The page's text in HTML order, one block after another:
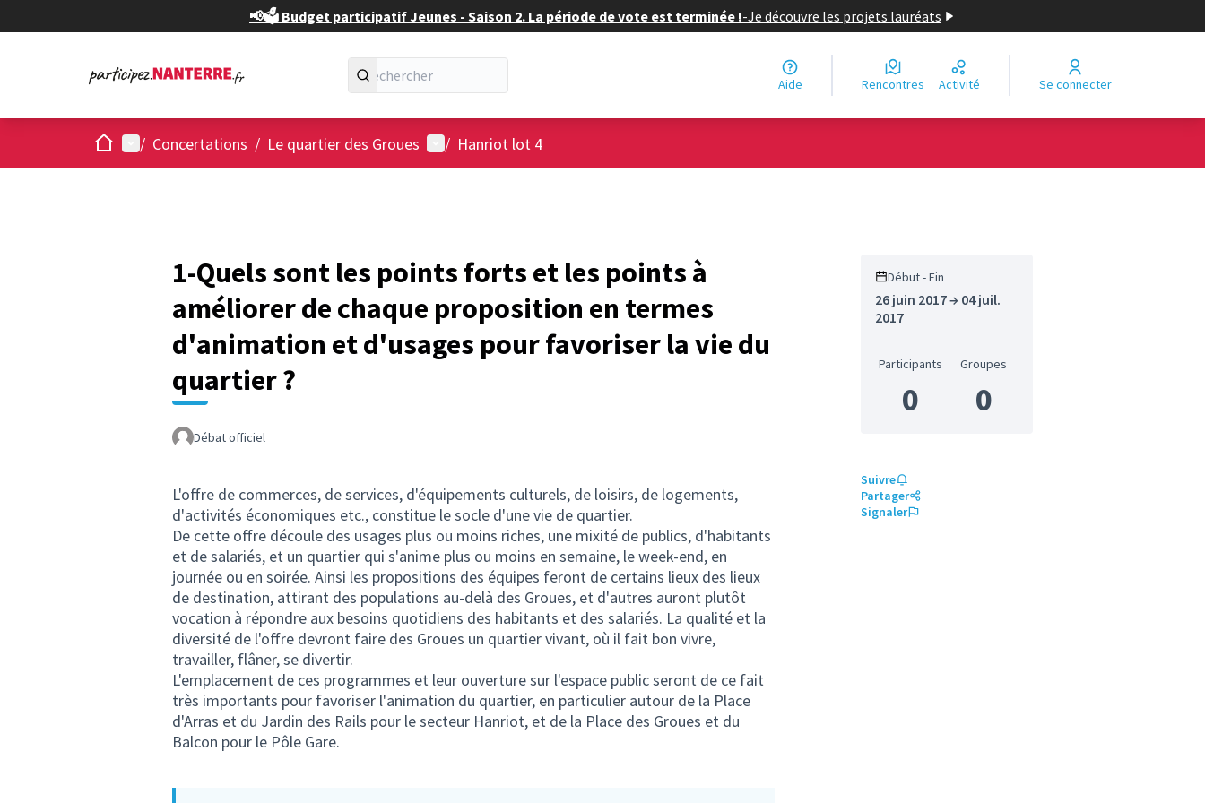
📢🗳️ Budget participatif Jeunes - Saison 2. La période de vote est terminée !-Je découvre les projets lauréats
Aide Rencontres Activité Se connecter
AccueilMenu principal
/ Concertations / Le quartier des Groues Menu utilisateur
/ Hanriot lot 4
1-Quels sont les points forts et les points à
améliorer de chaque proposition en termes
d'animation et d'usages pour favoriser la vie du
quartier ?
Débat officiel
L'offre de commerces, de services, d'équipements culturels, de loisirs, de logements,
d'activités économiques etc., constitue le socle d'une vie de quartier.
De cette offre découle des usages plus ou moins riches, une mixité de publics, d'habitants
et de salariés, et un quartier qui s'anime plus ou moins en semaine, le week-end, en
journée ou en soirée. Ainsi les propositions des équipes feront de certains lieux des lieux
de destination, attirant des populations au-delà des Groues, et d'autres auront plutôt
vocation à répondre aux besoins quotidiens des habitants et des salariés. La qualité et la
diversité de l'offre devront faire des Groues un quartier vivant, où il fait bon vivre,
travailler, flâner, se divertir.
L'emplacement de ces programmes et leur ouverture sur l'espace public seront de ce fait
très importants pour favoriser l'animation du quartier, en particulier autour de la Place
d'Arras et du Jardin des Rails pour le secteur Hanriot, et de la Place des Groues et du
Balcon pour le Pôle Gare.
Début - Fin
26 juin 2017 → 04 juil.
2017
Participants
0
Groupes
0
Suivre
Partager
Signaler